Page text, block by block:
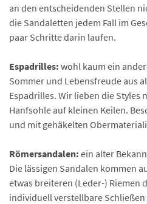
an den entscheidenden Stellen
die Sandaletten jedem Fall im
paar Schritte darin laufen.
Espadrilles: wohl kaum ein
Sommer und Lebensfreude aus
Espadrilles. Wir lieben die Styles
Hanfsohle auf kleinen Keilen.
und mit gehäkelten
Römersandalen: ein alter
Die lässigen Sandalen kommen
etwas breiteren (Leder-) Riemen
individuell verstellbare